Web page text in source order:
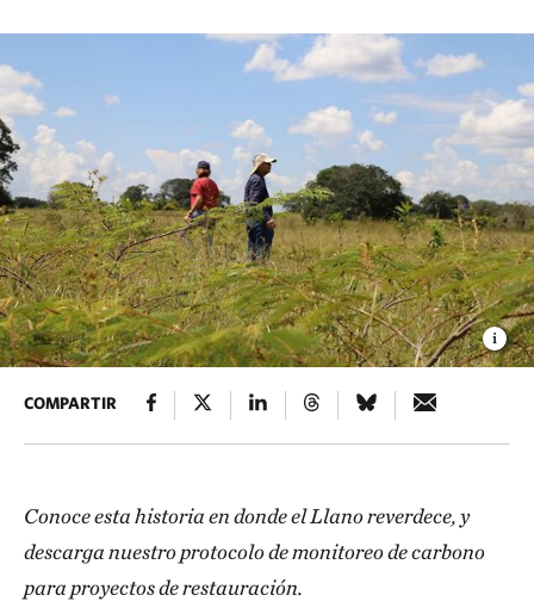
COMPARTIR
Conoce esta historia en donde el Llano reverdece, y
descarga nuestro protocolo de monitoreo de carbono
para proyectos de restauración.